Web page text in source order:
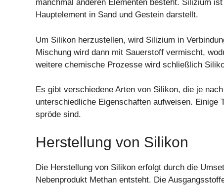
manchmal anderen Elementen besteht. Silizium
Hauptelement in Sand und Gestein darstellt.
Um Silikon herzustellen, wird Silizium in
Mischung wird dann mit Sauerstoff vermischt,
weitere chemische Prozesse wird schließlich
Es gibt verschiedene Arten von Silikon, die je
unterschiedliche Eigenschaften aufweisen. Einige
spröde sind.
Herstellung von Silikon
Die Herstellung von Silikon erfolgt durch die
Nebenprodukt Methan entsteht. Die